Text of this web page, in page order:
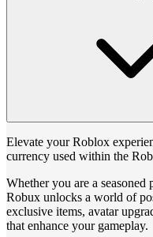
Elevate your Roblox
currency used within the
Whether you are a
Robux unlocks a world of
exclusive items, avatar
that enhance your gameplay.